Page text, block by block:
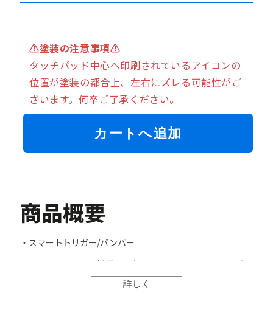
⚠塗装の注意事項⚠
タッチパッド中心へ印刷されているアイコンの
位置が塗装の都合上、左右にズレる可能性がご
ざいます。何卒ご了承ください。
カートへ追加
商品概要
・スマートトリガー/バンパー
マイクロスイッチを採用しており、500万回のクリックにも
耐え抜くことができます。
詳しく